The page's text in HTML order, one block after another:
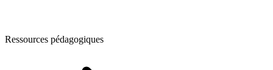
Ressources pédagogiques